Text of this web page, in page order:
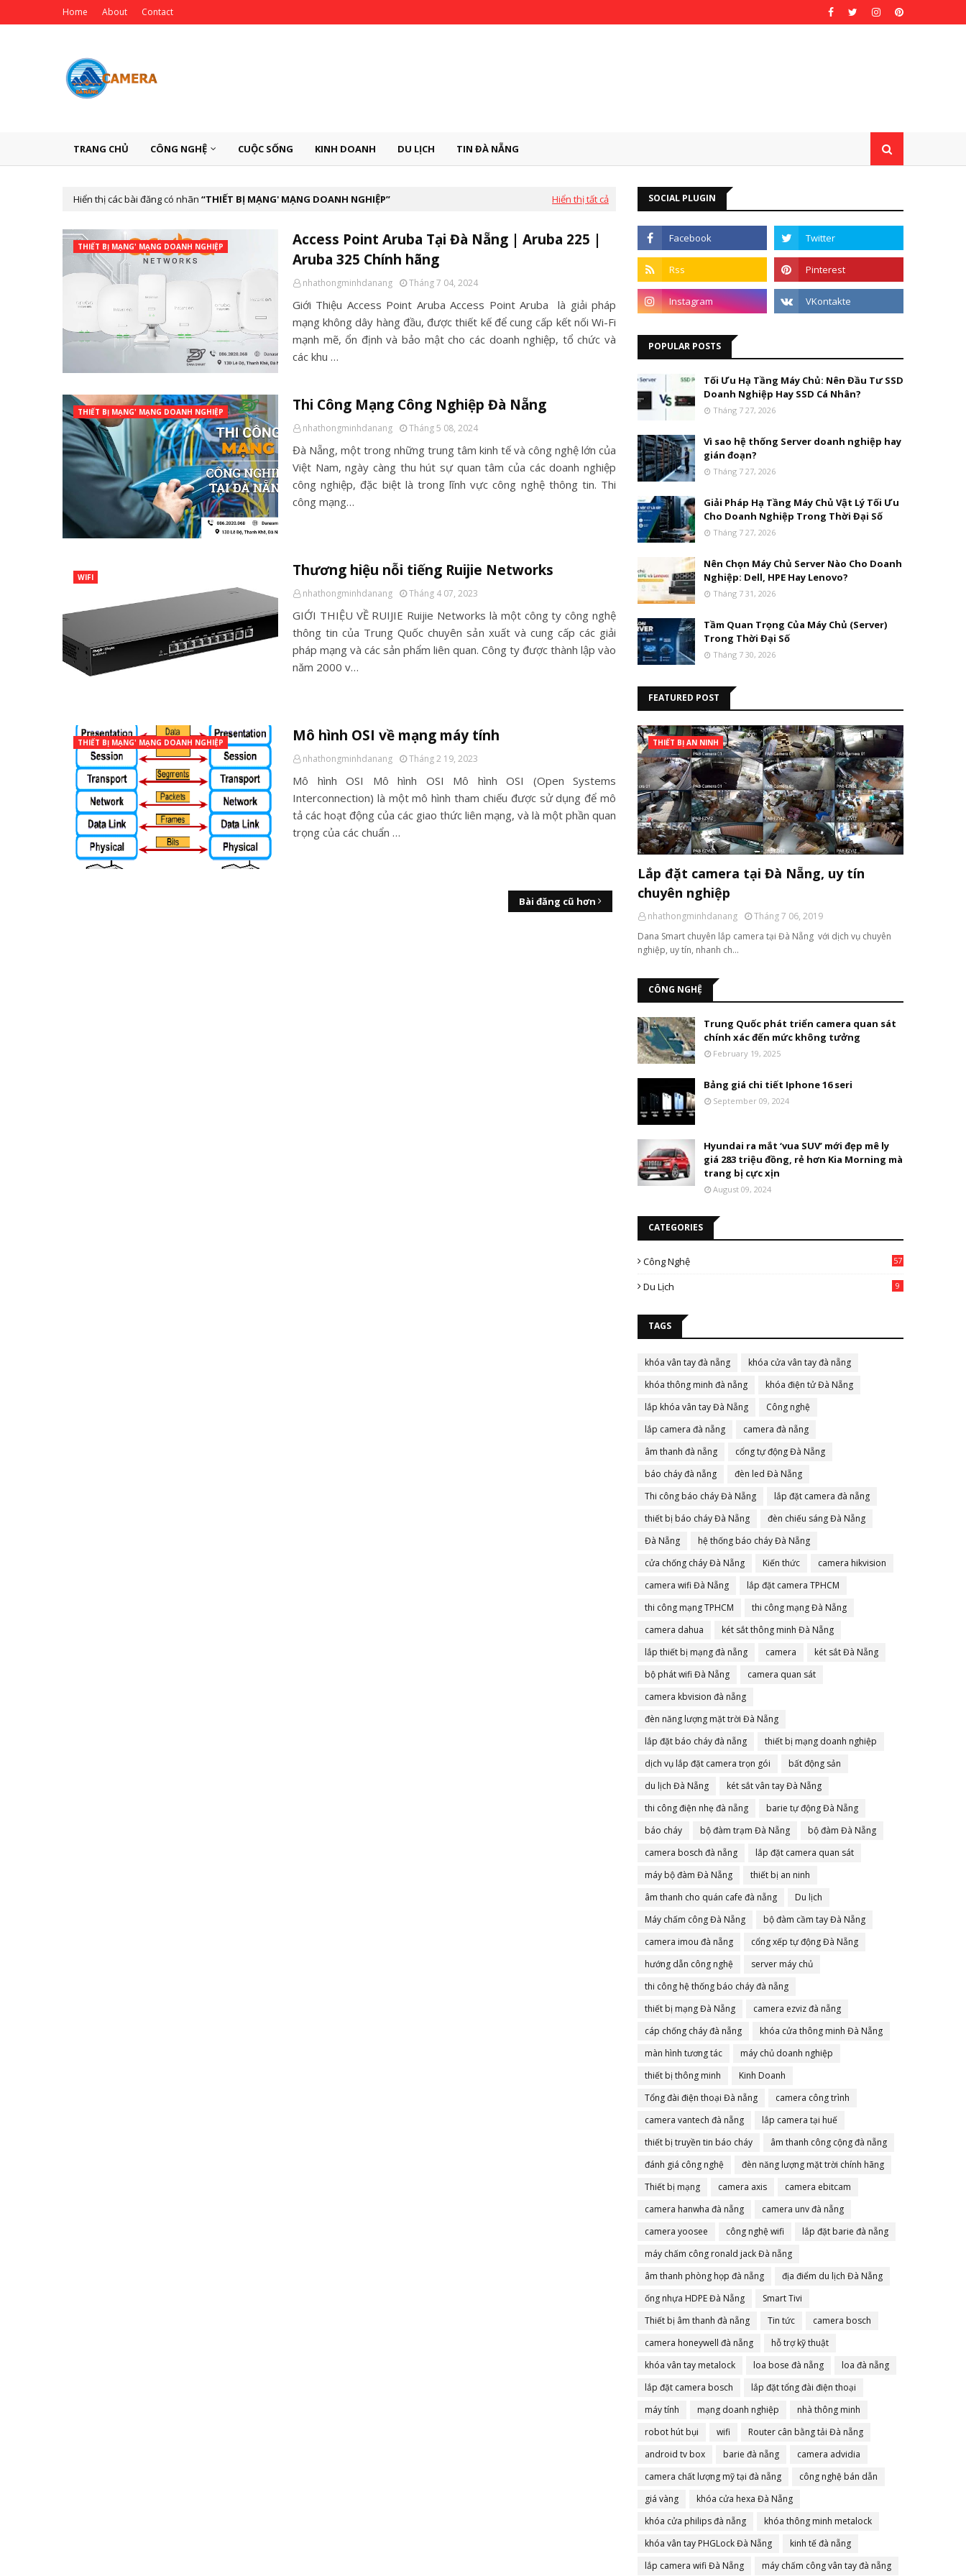
Home About Contact
TRANG CHỦ CÔNG NGHỆ CUỘC SỐNG KINH DOANH DU LỊCH TIN ĐÀ NẴNG
Hiển thị các bài đăng có nhãn THIẾT BỊ MẠNG' MẠNG DOANH NGHIỆP Hiển thị tất cả
THIẾT BỊ MẠNG' MẠNG DOANH NGHIỆP
Access Point Aruba Tại Đà Nẵng | Aruba 225 |
Aruba 325 Chính hãng
nhathongminhdanang Tháng 7 04, 2024
Giới Thiệu Access Point Aruba Access Point Aruba là giải pháp
mạng không dây hàng đầu, được thiết kế để cung cấp kết nối Wi-Fi
mạnh mẽ, ổn định và bảo mật cho các doanh nghiệp, tổ chức và
các khu …
THIẾT BỊ MẠNG' MẠNG DOANH NGHIỆP Thi Công Mạng Công Nghiệp Đà Nẵng
nhathongminhdanang Tháng 5 08, 2024
Đà Nẵng, một trong những trung tâm kinh tế và công nghệ lớn của
Việt Nam, ngày càng thu hút sự quan tâm của các doanh nghiệp
công nghiệp, đặc biệt là trong lĩnh vực công nghệ thông tin. Thi
công mạng…
WIFI Thương hiệu nỗi tiếng Ruijie Networks
nhathongminhdanang Tháng 4 07, 2023
GIỚI THIỆU VỀ RUIJIE Ruijie Networks là một công ty công nghệ
thông tin của Trung Quốc chuyên sản xuất và cung cấp các giải
pháp mạng và các sản phẩm liên quan. Công ty được thành lập vào
năm 2000 v…
THIẾT BỊ MẠNG' MẠNG DOANH NGHIỆP Mô hình OSI về mạng máy tính
nhathongminhdanang Tháng 2 19, 2023
Mô hình OSI Mô hình OSI Mô hình OSI (Open Systems
Interconnection) là một mô hình tham chiếu được sử dụng để mô
tả các hoạt động của các giao thức liên mạng, và là một phần quan
trọng của các chuẩn …
Bài đăng cũ hơn
SOCIAL PLUGIN
POPULAR POSTS
Tối Ưu Hạ Tầng Máy Chủ: Nên Đầu Tư SSD
Doanh Nghiệp Hay SSD Cá Nhân?
Tháng 7 27, 2026
Vì sao hệ thống Server doanh nghiệp hay
gián đoạn?
Tháng 7 27, 2026
Giải Pháp Hạ Tầng Máy Chủ Vật Lý Tối Ưu
Cho Doanh Nghiệp Trong Thời Đại Số
Tháng 7 27, 2026
Nên Chọn Máy Chủ Server Nào Cho Doanh
Nghiệp: Dell, HPE Hay Lenovo?
Tháng 7 31, 2026
Tầm Quan Trọng Của Máy Chủ (Server)
Trong Thời Đại Số
Tháng 7 30, 2026
FEATURED POST
THIẾT BỊ AN NINH
Lắp đặt camera tại Đà Nẵng, uy tín
chuyên nghiệp
nhathongminhdanang
Tháng 7 06, 2019
Dana Smart chuyên lắp camera tại Đà Nẵng với dịch vụ chuyên
nghiệp, uy tín, nhanh ch…
CÔNG NGHỆ
Trung Quốc phát triển camera quan sát
chính xác đến mức không tưởng
February 19, 2025
Bảng giá chi tiết Iphone 16 seri
September 09, 2024
Hyundai ra mắt ‘vua SUV’ mới đẹp mê ly
giá 283 triệu đồng, rẻ hơn Kia Morning mà
trang bị cực xịn
August 09, 2024
CATEGORIES
Công Nghệ 57
Du Lịch 9
TAGS
khóa vân tay đà nẵng
khóa cửa vân tay đà nẵng
khóa thông minh đà nẵng
khóa điện tử Đà Nẵng
lắp khóa vân tay Đà Nẵng
Công nghệ
lắp camera đà nẵng
camera đà nẵng
âm thanh đà nẵng
cổng tự động Đà Nẵng
báo cháy đà nẵng
đèn led Đà Nẵng
Thi công báo cháy Đà Nẵng
lắp đặt camera đà nẵng
thiết bị báo cháy Đà Nẵng
đèn chiếu sáng Đà Nẵng
Đà Nẵng
hệ thống báo cháy Đà Nẵng
cửa chống cháy Đà Nẵng
Kiến thức
camera hikvision
camera wifi Đà Nẵng
lắp đặt camera TPHCM
thi công mạng TPHCM
thi công mạng Đà Nẵng
camera dahua
két sắt thông minh Đà Nẵng
lắp thiết bị mạng đà nẵng
camera
két sắt Đà Nẵng
bộ phát wifi Đà Nẵng
camera quan sát
camera kbvision đà nẵng
đèn năng lượng mặt trời Đà Nẵng
lắp đặt báo cháy đà nẵng
thiết bị mạng doanh nghiệp
dịch vụ lắp đặt camera trọn gói
bất động sản
du lịch Đà Nẵng
két sắt vân tay Đà Nẵng
thi công điện nhẹ đà nẵng
barie tự động Đà Nẵng
báo cháy
bộ đàm trạm Đà Nẵng
bộ đàm Đà Nẵng
camera bosch đà nẵng
lắp đặt camera quan sát
máy bộ đàm Đà Nẵng
thiết bị an ninh
âm thanh cho quán cafe đà nẵng
Du lịch
Máy chấm công Đà Nẵng
bộ đàm cầm tay Đà Nẵng
camera imou đà nẵng
cổng xếp tự động Đà Nẵng
hướng dẫn công nghệ
server máy chủ
thi công hệ thống báo cháy đà nẵng
thiết bị mạng Đà Nẵng
camera ezviz đà nẵng
cáp chống cháy đà nẵng
khóa cửa thông minh Đà Nẵng
màn hình tương tác
máy chủ doanh nghiệp
thiết bị thông minh
Kinh Doanh
Tổng đài điện thoại Đà nẵng
camera công trình
camera vantech đà nẵng
lắp camera tại huế
thiết bị truyền tin báo cháy
âm thanh công cộng đà nẵng
đánh giá công nghệ
đèn năng lượng mặt trời chính hãng
Thiết bị mạng
camera axis
camera ebitcam
camera hanwha đà nẵng
camera unv đà nẵng
camera yoosee
công nghệ wifi
lắp đặt barie đà nẵng
máy chấm công ronald jack Đà nẵng
âm thanh phòng họp đà nẵng
địa điểm du lịch Đà Nẵng
ống nhựa HDPE Đà Nẵng
Smart Tivi
Thiết bị âm thanh đà nẵng
Tin tức
camera bosch
camera honeywell đà nẵng
hỗ trợ kỹ thuật
khóa vân tay metalock
loa bose đà nẵng
loa đà nẵng
lắp đặt camera bosch
lắp đặt tổng đài điện thoại
máy tính
mạng doanh nghiệp
nhà thông minh
robot hút bụi
wifi
Router cân bằng tải Đà nẵng
android tv box
barie đà nẵng
camera advidia
camera chất lượng mỹ tại đà nẵng
công nghệ bán dẫn
giá vàng
khóa cửa hexa Đà Nẵng
khóa cửa philips đà nẵng
khóa thông minh metalock
khóa vân tay PHGLock Đà Nẵng
kinh tế đà nẵng
lắp camera wifi Đà Nẵng
máy chấm công vân tay đà nẵng